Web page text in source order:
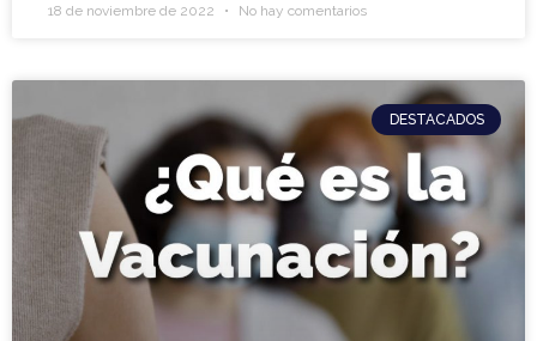
18 de noviembre de 2022 No hay comentarios
DESTACADOS